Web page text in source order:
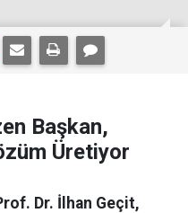
Başkan,
Üretiyor
Dr. İlhan Geçit,